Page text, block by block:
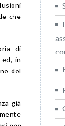
che
di
in
del
già